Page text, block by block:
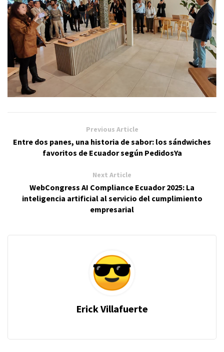
Previous Article
Entre dos panes, una historia de sabor: los sándwiches
favoritos de Ecuador según PedidosYa
Next Article
WebCongress AI Compliance Ecuador 2025: La
inteligencia artificial al servicio del cumplimiento
empresarial
Erick Villafuerte